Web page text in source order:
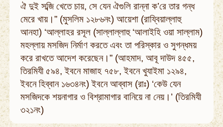
ঐ দুই সব্জি খেতে চায়, সে যেন ঐগুলি রান্না ক’রে তার গন্ধ
মেরে খায়।” (মুসলিম ১২৮৬নং) আয়েশা (রায্বিয়াল্লাহু
আনহা) ‘আল্লাহর রসূল (সাল্লাল্লাহু ‘আলাইহি ওয়া সাল্লাম)
মহল্লায় মসজিদ নির্মাণ করতে এবং তা পরিস্কার ও সুগন্ধময়
করে রাখতে আদেশ করেছেন।” (আহমাদ, আবূ দাউদ ৪৫৫,
তিরমিযী ৫৯৪, ইবনে মাজাহ ৭৫৮, ইবনে খুযাইমা ১২৯৪,
ইবনে হিব্বান ১৬৩৪নং) ইবনে আব্বাস (রাঃ) ‘কেউ যেন
মসজিদকে শয়নাগার ও বিশ্রামাগার বানিয়ে না নেয়।’ (তিরমিযী
৩২১নং)